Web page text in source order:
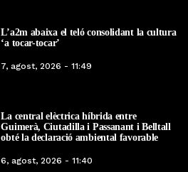
L’a2m abaixa el teló consolidant la cultura
‘a tocar-tocar’
7, agost, 2026 - 11:49
La central elèctrica híbrida entre
Guimerà, Ciutadilla i Passanant i Belltall
obté la declaració ambiental favorable
6, agost, 2026 - 11:40